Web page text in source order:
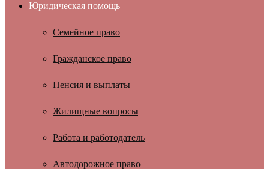
Юридическая помощь
Семейное право
Гражданское право
Пенсия и выплаты
Жилищные вопросы
Работа и работодатель
Автодорожное право